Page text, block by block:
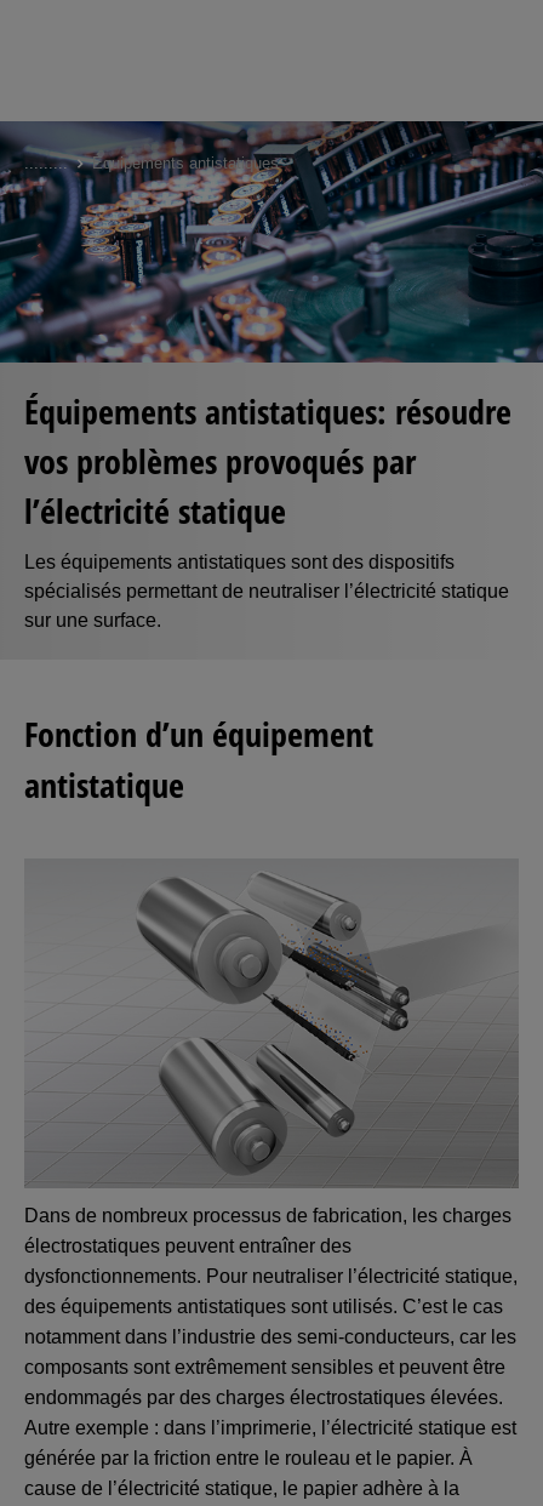
Skip
to
main
content
......... Équipements antistatiques
Équipements antistatiques: résoudre
vos problèmes provoqués par
l’électricité statique
Les équipements antistatiques sont des dispositifs
spécialisés permettant de neutraliser l’électricité statique
sur une surface.
Fonction d’un équipement
antistatique
Dans de nombreux processus de fabrication, les charges
électrostatiques peuvent entraîner des
dysfonctionnements. Pour neutraliser l’électricité statique,
des équipements antistatiques sont utilisés. C’est le cas
notamment dans l’industrie des semi-conducteurs, car les
composants sont extrêmement sensibles et peuvent être
endommagés par des charges électrostatiques élevées.
Autre exemple : dans l’imprimerie, l’électricité statique est
générée par la friction entre le rouleau et le papier. À
cause de l’électricité statique, le papier adhère à la